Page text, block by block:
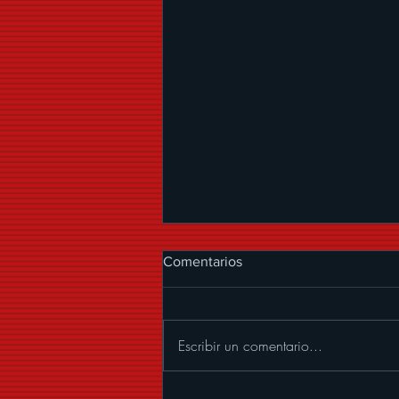
Comentarios
Escribir un comentario...